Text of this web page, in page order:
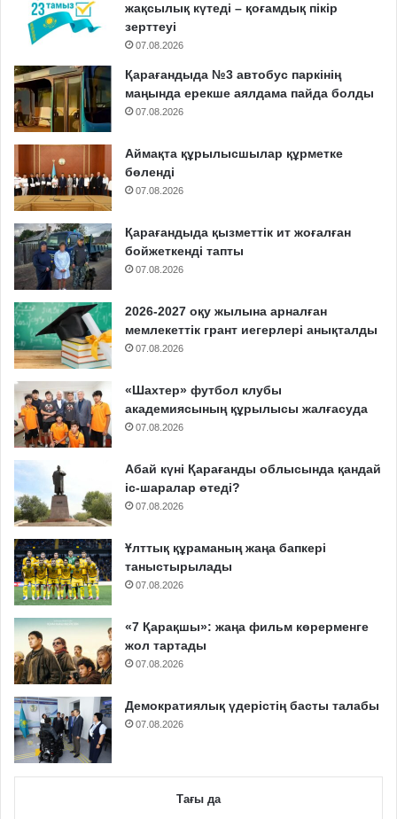
жақсылық күтеді – қоғамдық пікір
зерттеуі
07.08.2026
Қарағандыда №3 автобус паркінің
маңында ерекше аялдама пайда болды
07.08.2026
Аймақта құрылысшылар құрметке
бөленді
07.08.2026
Қарағандыда қызметтік ит жоғалған
бойжеткенді тапты
07.08.2026
2026-2027 оқу жылына арналған
мемлекеттік грант иегерлері анықталды
07.08.2026
«Шахтер» футбол клубы
академиясының құрылысы жалғасуда
07.08.2026
Абай күні Қарағанды облысында қандай
іс-шаралар өтеді?
07.08.2026
Ұлттық құраманың жаңа бапкері
таныстырылады
07.08.2026
«7 Қарақшы»: жаңа фильм көрерменге
жол тартады
07.08.2026
Демократиялық үдерістің басты талабы
07.08.2026
Тағы да